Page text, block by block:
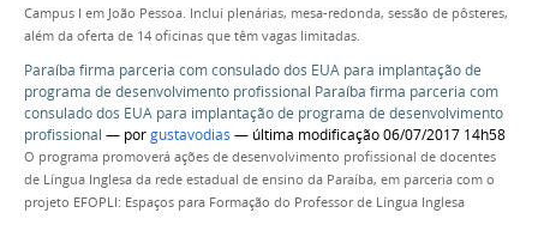
Campus I em João Pessoa. Inclui plenárias, mesa-redonda, sessão de pôsteres,
além da oferta de 14 oficinas que têm vagas limitadas.
Paraíba firma parceria com consulado dos EUA para implantação de
programa de desenvolvimento profissional Paraíba firma parceria com
consulado dos EUA para implantação de programa de desenvolvimento
profissional — porgustavodias — última modificação 06/07/2017 14h58
O programa promoverá ações de desenvolvimento profissional de docentes
de Língua Inglesa da rede estadual de ensino da Paraíba, em parceria com o
projeto EFOPLI: Espaços para Formação do Professor de Língua Inglesa